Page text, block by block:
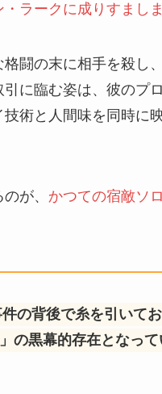
・ラークに成りすましま
格闘の末に相手を殺し
に臨む姿は、彼のプ
術と人間味を同時に
が、 かつての宿敵ソ
の背後で糸を引いてお
の黒幕的存在となって